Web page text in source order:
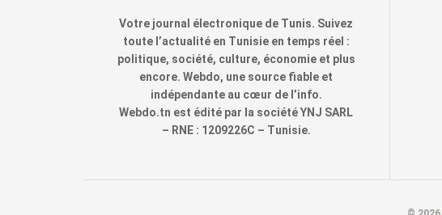
Votre journal électronique de Tunis. Suivez
toute l’actualité en Tunisie en temps réel :
politique, société, culture, économie et plus
encore. Webdo, une source fiable et
indépendante au cœur de l’info.
Webdo.tn est édité par la société YNJ SARL
– RNE : 1209226C – Tunisie.